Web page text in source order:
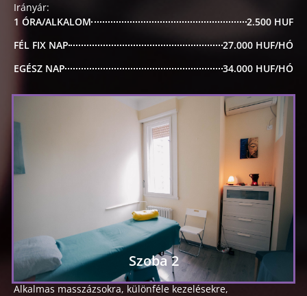
Irányár:
1 ÓRA/ALKALOM
2.500 HUF
FÉL FIX NAP
27.000 HUF/HÓ
EGÉSZ NAP
34.000 HUF/HÓ
Szoba 2
Alkalmas masszázsokra, különféle kezelésekre,